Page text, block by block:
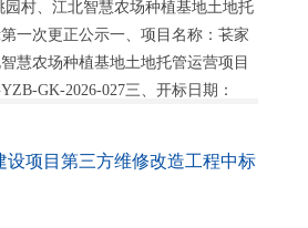
村、江北智慧农场种植基地土地托
一次更正公示一、项目名称：苌家
慧农场种植基地土地托管运营项目
GK-2026-027三、开标日期：
设项目第三方维修改造工程中标